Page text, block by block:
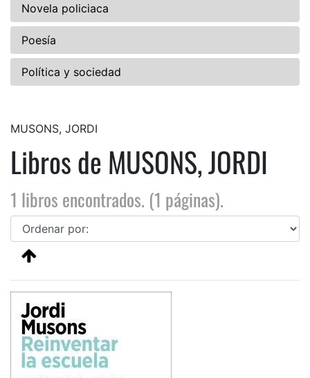
Novela policiaca
Poesía
Política y sociedad
MUSONS, JORDI
Libros de MUSONS, JORDI
1 libros encontrados. (1 páginas).